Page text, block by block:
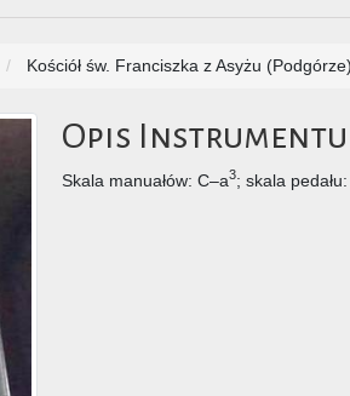
Kościół św. Franciszka z Asyżu (Podgórze)
Opis Instrumentu
Skala manuałów: C–a3; skala